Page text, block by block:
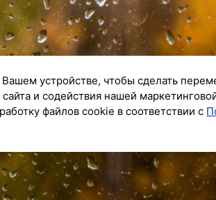
устройстве, чтобы сделать
и содействия нашей
файлов cookie в соответствии с